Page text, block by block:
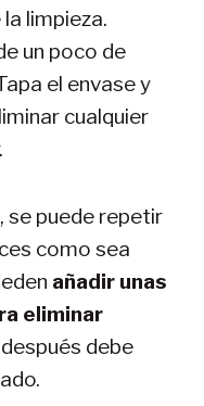
limpieza.
un poco de
el envase y
cualquier
se puede repetir
como sea
añadir unas
eliminar
después debe